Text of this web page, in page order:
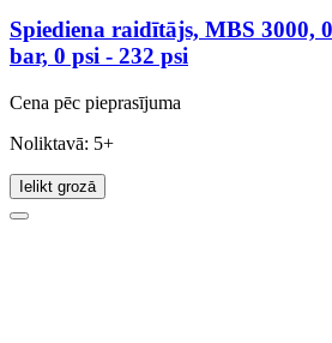
Spiediena raidītājs, MBS 3000,
bar, 0 psi - 232 psi
Cena pēc pieprasījuma
Noliktavā: 5+
Ielikt grozā